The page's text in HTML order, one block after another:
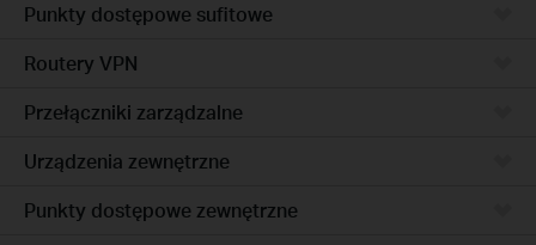
Punkty dostępowe sufitowe
Routery VPN
Przełączniki zarządzalne
Urządzenia zewnętrzne
Punkty dostępowe zewnętrzne